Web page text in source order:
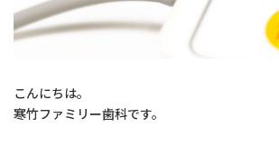
こんにちは。
寒竹ファミリー歯科です。